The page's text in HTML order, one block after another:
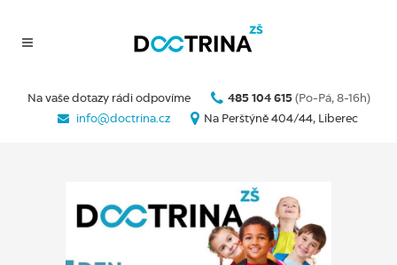
Na vaše dotazy rádi odpovíme 485 104 615 (Po-Pá, 8-16h)
info@doctrina.cz
Na Perštýně 404/44, Liberec